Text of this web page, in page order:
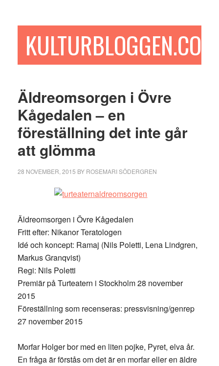
sidofältetKULTURBLOGGEN.COM
Äldreomsorgen i Övre
Kågedalen – en
föreställning det inte går
att glömma
28 NOVEMBER, 2015 BY ROSEMARI SÖDERGREN
Äldreomsorgen i Övre Kågedalen
Fritt efter: Nikanor Teratologen
Idé och koncept: Ramaj (Nils Poletti, Lena Lindgren,
Markus Granqvist)
Regi: Nils Poletti
Premiär på Turteatern i Stockholm 28 november
2015
Föreställning som recenseras: pressvisning/genrep
27 november 2015
Morfar Holger bor med en liten pojke, Pyret, elva år.
En fråga är förstås om det är en morfar eller en äldre